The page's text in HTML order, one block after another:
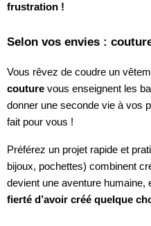
frustration !
Selon vos envies :
Vous rêvez de coudre un
couture vous enseignent les
donner une seconde vie à vos
fait pour vous !
Préférez un projet rapide et
bijoux, pochettes) combinent
devient une aventure humaine,
fierté d’avoir créé quelque